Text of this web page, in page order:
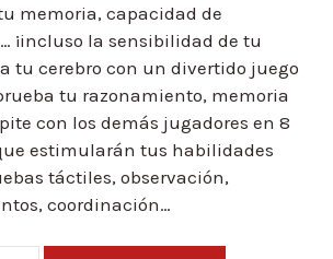
memoria, capacidad de
¡incluso la sensibilidad de tu
a tu cerebro con un divertido juego
tu razonamiento, memoria
con los demás jugadores en 8
estimularán tus habilidades
táctiles, observación,
coordinación…